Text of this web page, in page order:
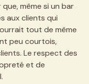
même si un bar
aux clients qui
tout de même
peu courtois,
Le respect des
et de